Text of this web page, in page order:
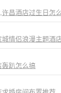
昌酒店过生日怎
情侣浪漫主题酒
趴怎么搞